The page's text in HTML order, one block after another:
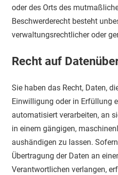
oder des Orts des
Beschwerderecht besteht
verwaltungsrechtlicher oder
Recht auf
Sie haben das Recht, Daten,
Einwilligung oder in Erfüllung
automatisiert verarbeiten, an
in einem gängigen,
aushändigen zu lassen.
Übertragung der Daten an
Verantwortlichen verlangen,